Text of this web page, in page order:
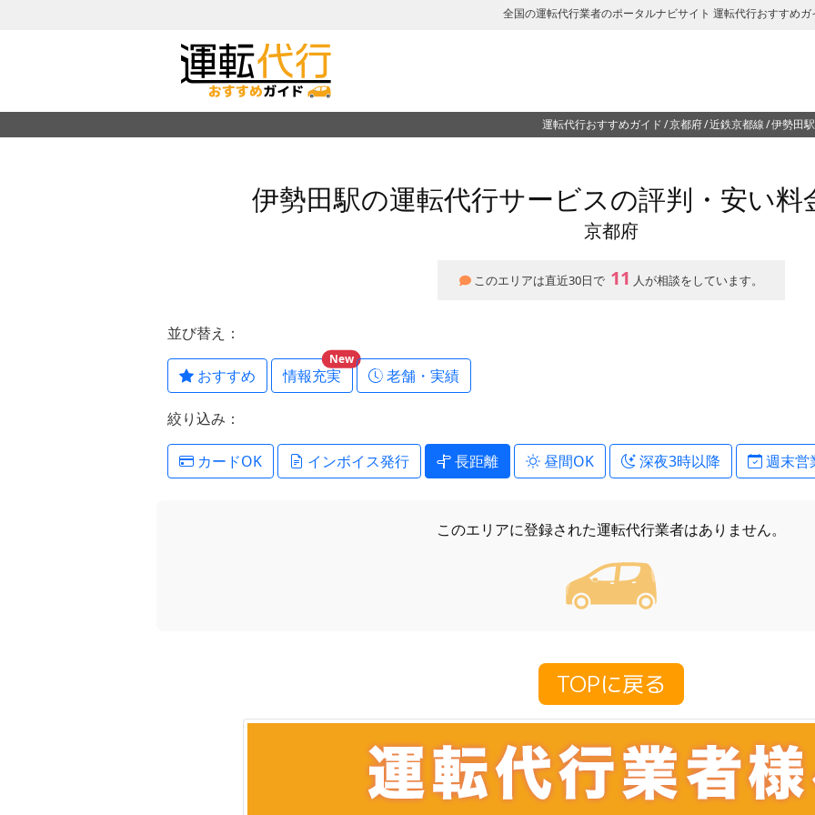
全国の運転代行業者のポータルナビサイト 運転代行おすすめ
運転代行おすすめガイド 京都府 近鉄京都線 伊勢田
伊勢田駅の運転代行サービスの評判・安い
京都府
このエリアは直近30日で 11 人が相談をしています。
並び替え：
おすすめ 情報充実
New
老舗・実績
絞り込み：
カードOK インボイス発行 長距離 昼間OK 深夜3時以降 週末営
このエリアに登録された運転代行業者はありません。
TOPに戻る